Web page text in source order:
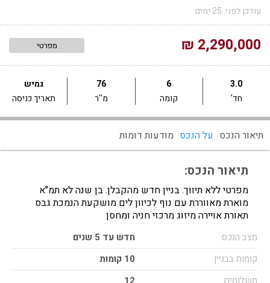
עודכן לפני: 25 ימים
2,290,000 ₪ מפרטי
3.0
חד'
6
קומה
76
מ''ר
גמיש
תאריך כניסה
תיאור הנכס על הנכס מודעות דומות
תיאור הנכס:
מפרטי ללא תיווך. בניין חדש מהקבלן. בן שנה לא תמ"א
מוארת מאווררת עם נוף לכיוון לים מושקעת הנמכת גבס
תאורת אויירה מיזוג מרכזי חניה ומחסן
מצב הנכס
חדש עד 5 שנים
קומות בבניין
10 קומות